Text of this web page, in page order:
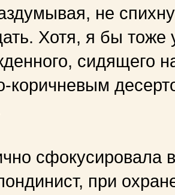
не
Хотя, я бы
сидящего
коричневым
сфокусировала
при